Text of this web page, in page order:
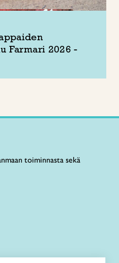
Farmari 2026 -
toiminnasta sekä